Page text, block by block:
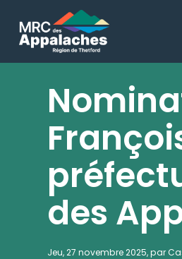
des
Jeu, 27 novembre 2025, par